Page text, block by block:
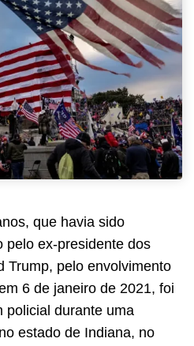
que havia sido
pelo ex-presidente dos
Trump, pelo envolvimento
6 de janeiro de 2021, foi
policial durante uma
estado de Indiana, no